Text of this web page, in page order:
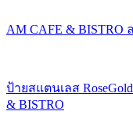
AM CAFE & BISTRO
ป้ายสแตนเลส
& BISTRO